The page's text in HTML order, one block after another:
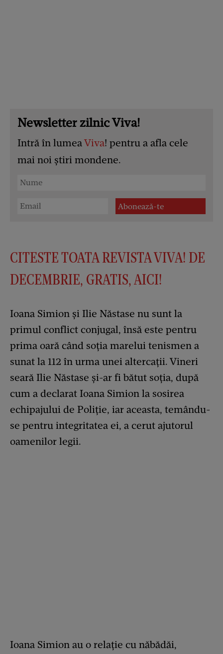
Newsletter zilnic Viva!
Intră în lumeaViva! pentru a afla cele
mai noi știri mondene.
CITESTE TOATA REVISTA VIVA! DE
DECEMBRIE, GRATIS, AICI!
Ioana Simion și Ilie Năstase nu sunt la
primul conflict conjugal, însă este pentru
prima oară când soția marelui tenismen a
sunat la 112 în urma unei altercații. Vineri
seară Ilie Năstase și-ar fi bătut soția, după
cum a declarat Ioana Simion la sosirea
echipajului de Poliție, iar aceasta, temându-
se pentru integritatea ei, a cerut ajutorul
oamenilor legii.
Ioana Simion au o relație cu năbădăi,